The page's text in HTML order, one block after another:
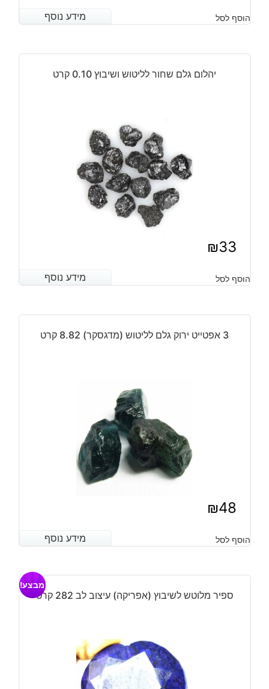
מידע נוסף הוסף לסל מידע נוסף
יהלום גלם שחור לליטוש ושיבוץ 0.10 קרט
₪33
מידע נוסף הוסף לסל מידע נוסף
3 אפטייט ירוק גלם לליטוש (מדגסקר) 8.82 קרט
₪48
מידע נוסף הוסף לסל מידע נוסף
ספיר מלוטש לשיבוץ (אפריקה) עיצוב לב 282 קרט
מבצע!